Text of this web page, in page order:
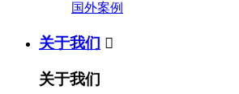
国外案例
关于我们 
关于我们